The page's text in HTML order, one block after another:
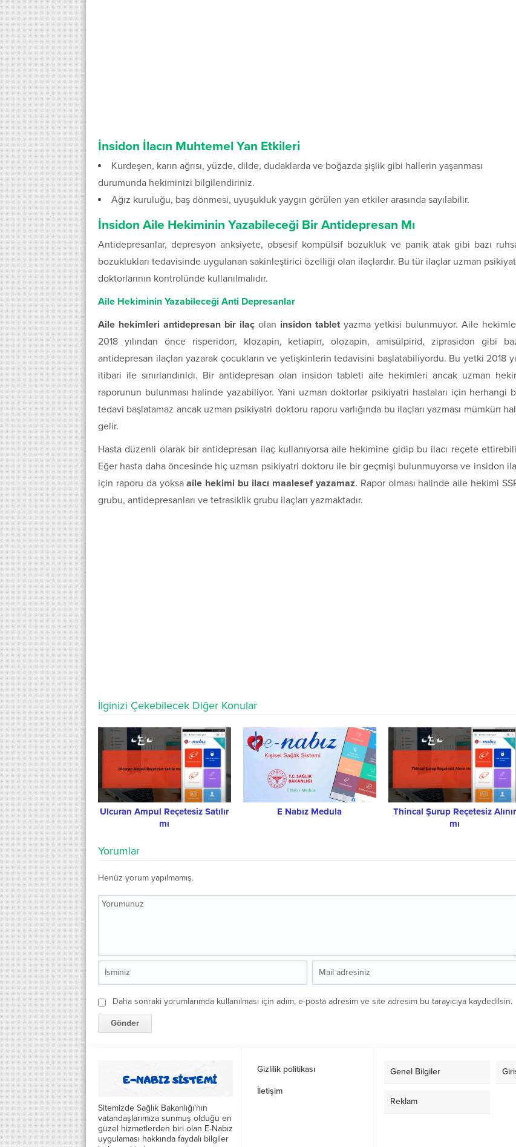
İnsidon İlacın Muhtemel Yan Etkileri
Kurdeşen, karın ağrısı, yüzde, dilde, dudaklarda ve boğazda şişlik gibi hallerin yaşanması
durumunda hekiminizi bilgilendiriniz.
Ağız kuruluğu, baş dönmesi, uyuşukluk yaygın görülen yan etkiler arasında sayılabilir.
İnsidon Aile Hekiminin Yazabileceği Bir Antidepresan Mı
Antidepresanlar, depresyon anksiyete, obsesif kompülsif bozukluk ve panik atak gibi bazı
bozuklukları tedavisinde uygulanan sakinleştirici özelliği olan ilaçlardır. Bu tür ilaçlar uzman
doktorlarının kontrolünde kullanılmalıdır.
Aile Hekiminin Yazabileceği Anti Depresanlar
Aile hekimleri antidepresan bir ilaç olan insidon tablet yazma yetkisi bulunmuyor. Aile
2018 yılından önce risperidon, klozapin, ketiapin, olozapin, amisülpirid, ziprasidon gibi
antidepresan ilaçları yazarak çocukların ve yetişkinlerin tedavisini başlatabiliyordu. Bu yetki 2018
itibari ile sınırlandırıldı. Bir antidepresan olan insidon tableti aile hekimleri ancak uzman
raporunun bulunması halinde yazabiliyor. Yani uzman doktorlar psikiyatri hastaları için herhangi
tedavi başlatamaz ancak uzman psikiyatri doktoru raporu varlığında bu ilaçları yazması mümkün
gelir.
Hasta düzenli olarak bir antidepresan ilaç kullanıyorsa aile hekimine gidip bu ilacı reçete
Eğer hasta daha öncesinde hiç uzman psikiyatri doktoru ile bir geçmişi bulunmuyorsa ve insidon
için raporu da yoksaaile hekimi bu ilacı maalesef yazamaz. Rapor olması halinde aile hekimi
grubu, antidepresanları ve tetrasiklik grubu ilaçları yazmaktadır.
İlginizi Çekebilecek Diğer Konular
Ulcuran Ampul Reçetesiz Satılır
mı
E Nabız Medula
Thincal Şurup Reçetesiz Alınır
mı
Yorumlar
Henüz yorum yapılmamış.
Daha sonraki yorumlarımda kullanılması için adım, e-posta adresim ve site adresim bu tarayıcıya kaydedilsin.
Sitemizde Sağlık Bakanlığı'nın
vatandaşlarımıza sunmuş olduğu en
güzel hizmetlerden biri olan E-Nabız
uygulaması hakkında faydalı bilgiler
Gizlilik politikası
İletişim
Genel Bilgiler
Reklam